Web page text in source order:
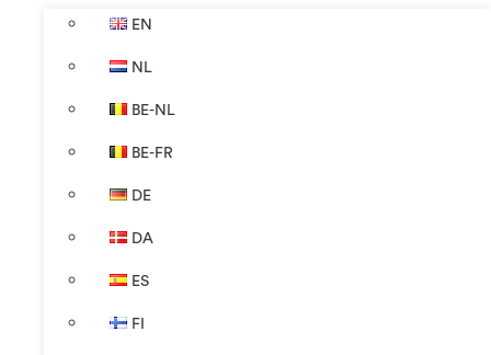
EN
NL
BE-NL
BE-FR
DE
DA
ES
FI